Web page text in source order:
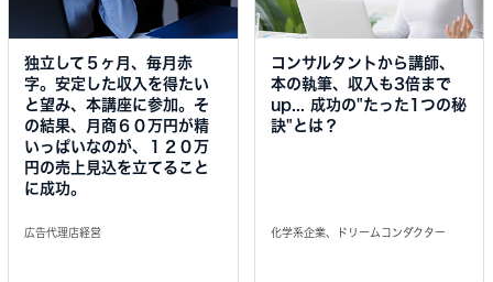
独立して５ヶ月、毎月赤
字。安定した収入を得たい
と望み、本講座に参加。そ
の結果、月商６０万円が精
いっぱいなのが、１２０万
円の売上見込を立てること
に成功。
広告代理店経営
コンサルタントから講師、
本の執筆、収入も3倍まで
up... 成功の"たった1つの秘
訣"とは？
化学系企業、ドリームコンダクター